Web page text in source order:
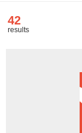
42
results